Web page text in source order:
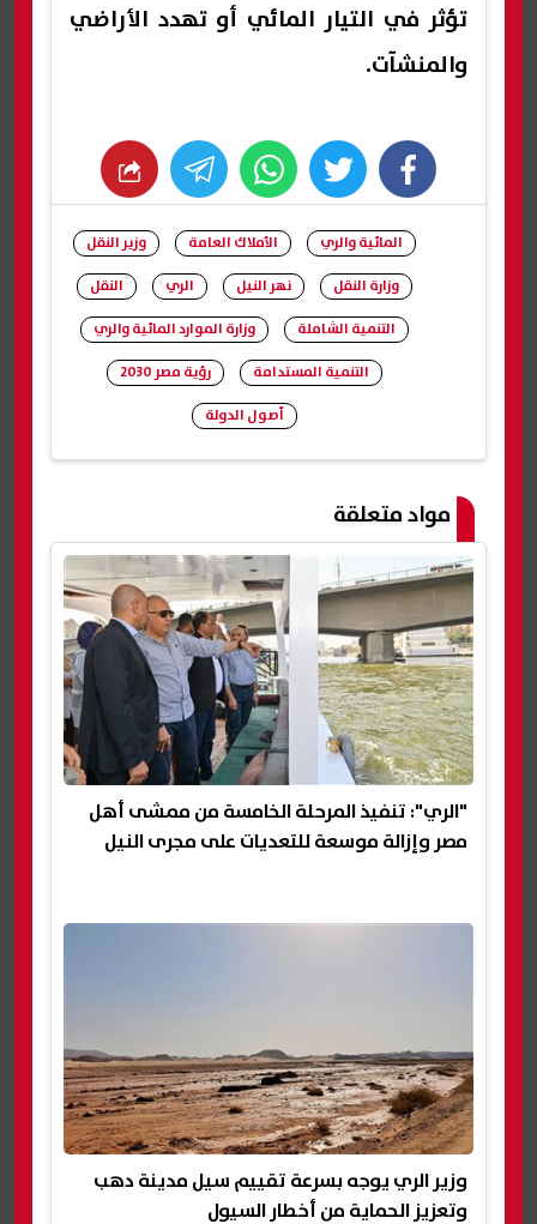
تؤثر في التيار المائي أو تهدد الأراضي
والمنشآت.
facebook
twitter
whats
المائية والري الأملاك العامة
وزير النقل
وزارة النقل
نهر النيل الري
النقل
التنمية الشاملة
وزارة الموارد المائية والري
التنمية المستدامة
رؤية مصر 2030
أصول الدولة
مواد متعلقة
"الري": تنفيذ المرحلة الخامسة من ممشى أهل
مصر وإزالة موسعة للتعديات على مجرى النيل
وزير الري يوجه بسرعة تقييم سيل مدينة دهب
وتعزيز الحماية من أخطار السيول